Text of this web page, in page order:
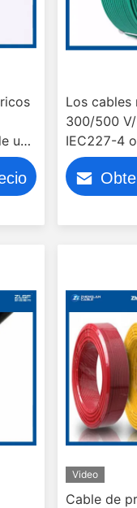
un
Los cables
300/500
IEC227-4
((2Cores
Video
Cable de